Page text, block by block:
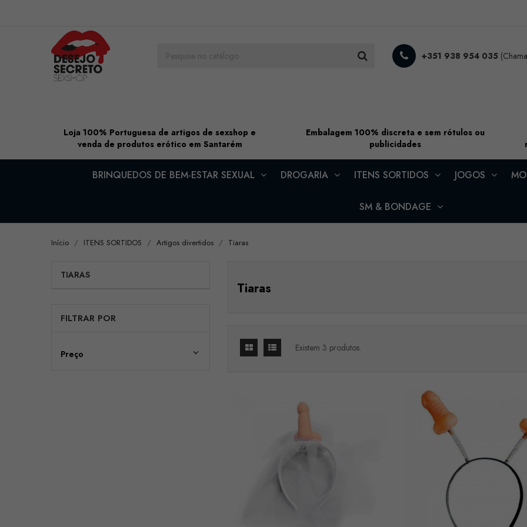
+351 938 954 035
Loja 100% Portuguesa de artigos de sexshop e
venda de produtos erótico em Santarém
Embalagem 100% discreta e sem rótulos ou
publicidades
BRINQUEDOS DE BEM-ESTAR SEXUAL DROGARIA ITENS SORTIDOS JOGOS
SM & BONDAGE
Início ITENS SORTIDOS Artigos divertidos Tiaras
TIARAS
FILTRAR POR
Preço 
Tiaras
Existem 3 produtos.